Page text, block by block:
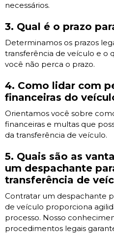
necessários.
3. Qual é o prazo
Determinamos os prazos
transferência de veículo e o
você não perca o prazo.
4. Como lidar com
financeiras do
Orientamos você sobre
financeiras e multas que
da transferência de veículo.
5. Quais são as
um despachante
transferência de
Contratar um despachante
de veículo proporciona
processo. Nosso
procedimentos legais